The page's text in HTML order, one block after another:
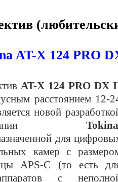
AT-X 124 PRO
AT-X 124 PRO DX
расстоянием 12-
новой
Tokina
для
камер с
APS-C (то есть
с